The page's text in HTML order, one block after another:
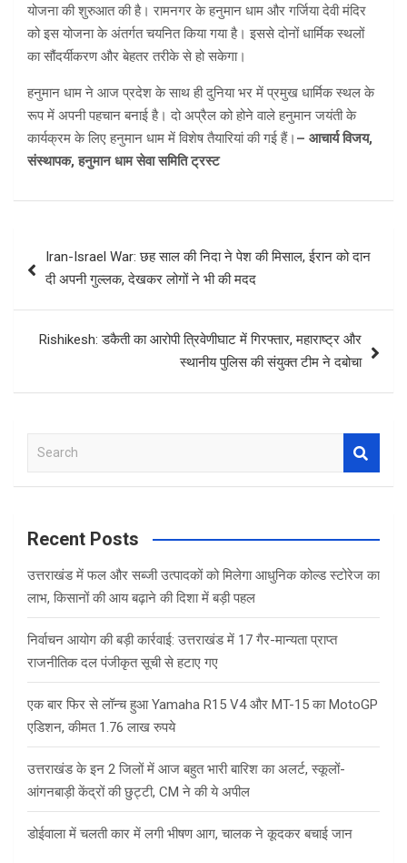
योजना की शुरुआत की है। रामनगर के हनुमान धाम और गर्जिया देवी मंदिर
को इस योजना के अंतर्गत चयनित किया गया है। इससे दोनों धार्मिक स्थलों
का सौंदर्यीकरण और बेहतर तरीके से हो सकेगा।
हनुमान धाम ने आज प्रदेश के साथ ही दुनिया भर में प्रमुख धार्मिक स्थल के
रूप में अपनी पहचान बनाई है। दो अप्रैल को होने वाले हनुमान जयंती के
कार्यक्रम के लिए हनुमान धाम में विशेष तैयारियां की गई हैं। – आचार्य विजय,
संस्थापक, हनुमान धाम सेवा समिति ट्रस्ट
navigation
Iran-Israel War: छह साल की निदा ने पेश की मिसाल, ईरान को दान
दी अपनी गुल्लक, देखकर लोगों ने भी की मदद
Rishikesh: डकैती का आरोपी त्रिवेणीघाट में गिरफ्तार, महाराष्ट्र और
स्थानीय पुलिस की संयुक्त टीम ने दबोचा
a
c
Recent Posts
उत्तराखंड में फल और सब्जी उत्पादकों को मिलेगा आधुनिक कोल्ड स्टोरेज का
लाभ, किसानों की आय बढ़ाने की दिशा में बड़ी पहल
निर्वाचन आयोग की बड़ी कार्रवाई: उत्तराखंड में 17 गैर-मान्यता प्राप्त
राजनीतिक दल पंजीकृत सूची से हटाए गए
एक बार फिर से लॉन्च हुआ Yamaha R15 V4 और MT-15 का MotoGP
एडिशन, कीमत 1.76 लाख रुपये
उत्तराखंड के इन 2 जिलों में आज बहुत भारी बारिश का अलर्ट, स्कूलों-
आंगनबाड़ी केंद्रों की छुट्टी, CM ने की ये अपील
डोईवाला में चलती कार में लगी भीषण आग, चालक ने कूदकर बचाई जान